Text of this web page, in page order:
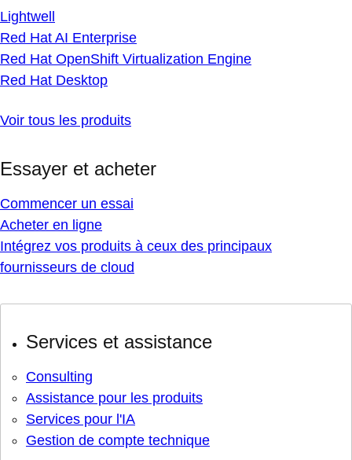
Lightwell
Red Hat AI Enterprise
Red Hat OpenShift Virtualization Engine
Red Hat Desktop
Voir tous les produits
Essayer et acheter
Commencer un essai
Acheter en ligne
Intégrez vos produits à ceux des principaux
fournisseurs de cloud
Services et assistance
Consulting
Assistance pour les produits
Services pour l'IA
Gestion de compte technique